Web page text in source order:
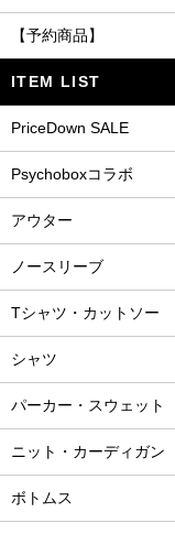
【予約商品】
ITEM LIST
PriceDown SALE
Psychoboxコラボ
アウター
ノースリーブ
Tシャツ・カットソー
シャツ
パーカー・スウェット
ニット・カーディガン
ボトムス